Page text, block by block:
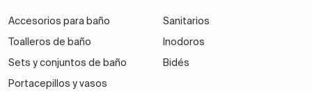
Accesorios para baño
Toalleros de baño
Sets y conjuntos de baño
Portacepillos y vasos
Sanitarios
Inodoros
Bidés